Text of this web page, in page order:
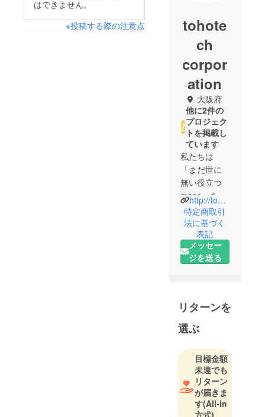
はできません。
※投稿する際の注意点
tohote
ch
corpor
ation
大阪府
他に2件の
プロジェク
トを掲載し
ています
私たちは
「まだ世に
無い役立つ
mono」を創
る会社で
す。高品質
でユニーク
な商品をお
届けするこ
環境を創造
していきま
す。
http://tohotech.co.jp
特定商取引
法に基づく
表記
メッセー
ジを送る
リターンを
選ぶ
目標金額
未達でも
リターン
が届きま
す(All-in
方式)